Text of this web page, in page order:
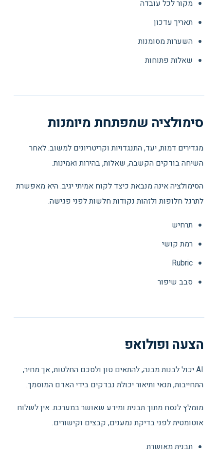
מקור לכל עובדה
תאריך עדכון
השערות מסומנות
שאלות פתוחות
סימולציה שמפתחת מיומנות
מגדירים דמות, יעד, התנגדויות וקריטריונים למשוב. לאחר
השיחה בודקים הקשבה, שאלות, בהירות ואמינות.
הסימולציה אינה מנבאת כיצד לקוח אמיתי יגיב. היא מאפשרת
לתרגל חלופות ולזהות נקודות חלשות לפני פגישה.
תרחיש
רמת קושי
Rubric
סבב שיפור
הצעה ופולואפ
AI יכול לבנות מבנה, להתאים טון ולסכם החלטות, אך מחיר,
התחייבות, תנאי ותיאור יכולת נבדקים בידי האדם המוסמך.
מומלץ לנסח מתוך תבנית ומידע שאושר במערכת. אין לשלוח
אוטומטית לפני בדיקת נמענים, קבצים וקישורים.
תבנית מאושרת